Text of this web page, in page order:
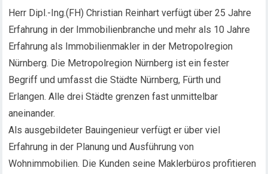
Herr Dipl.-Ing.(FH) Christian Reinhart verfügt über 25 Jahre
Erfahrung in der Immobilienbranche und mehr als 10 Jahre
Erfahrung als Immobilienmakler in der Metropolregion
Nürnberg. Die Metropolregion Nürnberg ist ein fester
Begriff und umfasst die Städte Nürnberg, Fürth und
Erlangen. Alle drei Städte grenzen fast unmittelbar
aneinander.
Als ausgebildeter Bauingenieur verfügt er über viel
Erfahrung in der Planung und Ausführung von
Wohnimmobilien. Die Kunden seine Maklerbüros profitieren